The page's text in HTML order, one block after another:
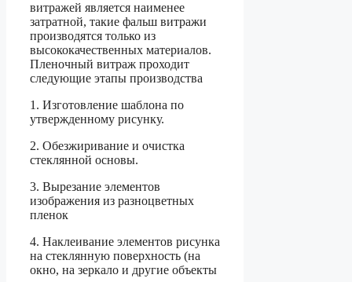
витражей является наименее
затратной, такие фальш витражи
производятся только из
высококачественных материалов.
Пленочный витраж проходит
следующие этапы производства
1. Изготовление шаблона по
утвержденному рисунку.
2. Обезжиривание и очистка
стеклянной основы.
3. Вырезание элементов
изображения из разноцветных
пленок
4. Наклеивание элементов рисунка
на стеклянную поверхность (на
окно, на зеркало и другие объекты